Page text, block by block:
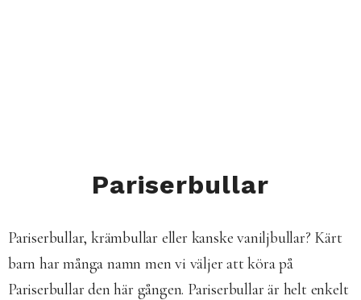
Pariserbullar
Pariserbullar, krämbullar eller kanske vaniljbullar? Kärt
barn har många namn men vi väljer att köra på
Pariserbullar den här gången. Pariserbullar är helt enkelt